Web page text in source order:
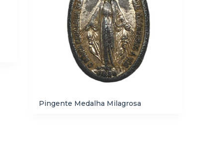
Pingente Medalha Milagrosa